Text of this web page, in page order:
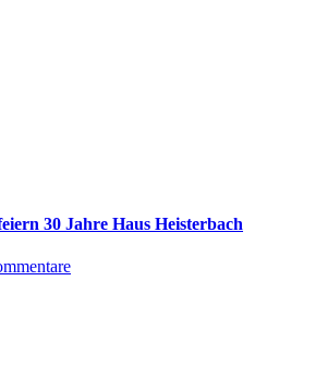
30 Jahre Haus Heisterbach